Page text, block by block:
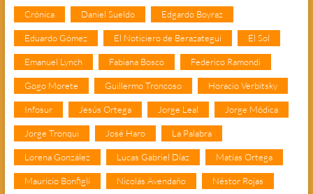
Crónica Daniel Sueldo Edgardo Boyraz
Eduardo Gómez El Noticiero de Berazategui El Sol
Emanuel Lynch Fabiana Bosco Federico Ramondi
Gogo Morete Guillermo Troncoso Horacio Verbitsky
Infosur Jesús Ortega Jorge Leal Jorge Módica
Jorge Tronqui José Haro La Palabra
Lorena González Lucas Gabriel Díaz Matías Ortega
Mauricio Bonfigli Nicolás Avendaño Néstor Rojas